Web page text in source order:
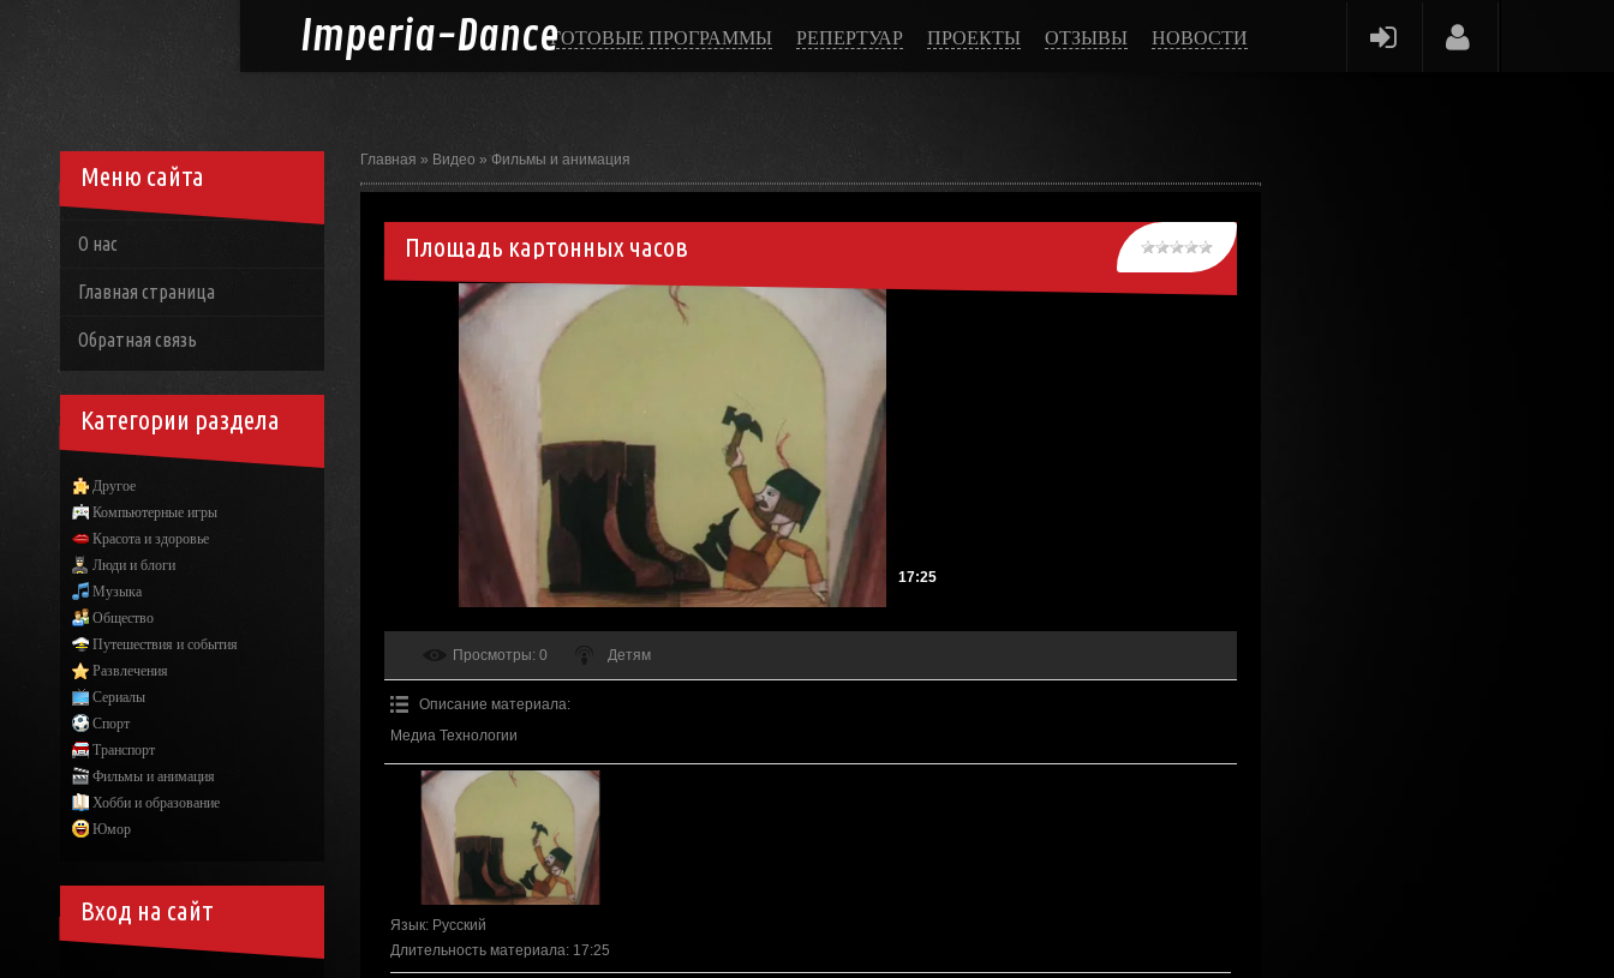
Imperia-DanceГОТОВЫЕ ПРОГРАММЫ РЕПЕРТУАР ПРОЕКТЫ ОТЗЫВЫ НОВОСТИ
Главная » Видео » Фильмы и анимация
Площадь картонных часов
17:25
Просмотры: 0 Детям
Описание материала:
Медиа Технологии
Язык: Русский
Длительность материала: 17:25
Меню сайта
О нас
Главная страница
Обратная связь
Категории раздела
Другое
Компьютерные игры
Красота и здоровье
Люди и блоги
Музыка
Общество
Путешествия и события
Развлечения
Сериалы
Спорт
Транспорт
Фильмы и анимация
Хобби и образование
Юмор
Вход на сайт